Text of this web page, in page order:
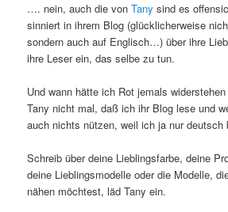
…. nein, auch die vonTany sind es
sinniert in ihrem Blog (glücklicherweise
sondern auch auf Englisch…) über ihre
ihre Leser ein, das selbe zu tun.
Und wann hätte ich Rot jemals
Tany nicht mal, daß ich ihr Blog lese und
auch nichts nützen, weil ich ja nur deutsch
Schreib über deine Lieblingsfarbe, deine
deine Lieblingsmodelle oder die Modelle,
nähen möchtest, läd Tany ein.